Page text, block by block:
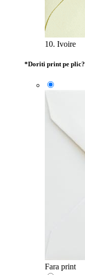
10. Ivoire
*Doriti print pe plic?
Fara print